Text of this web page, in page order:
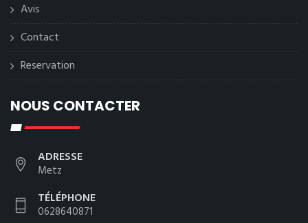
Avis
Contact
Reservation
NOUS CONTACTER
ADRESSE
Metz
TÉLÉPHONE
0628640871